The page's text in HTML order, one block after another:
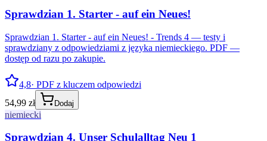
Sprawdzian 1. Starter - auf ein Neues!
Sprawdzian 1. Starter - auf ein Neues! - Trends 4 — testy i
sprawdziany z odpowiedziami z języka niemieckiego. PDF —
dostęp od razu po zakupie.
4,8· PDF z kluczem odpowiedzi
54,99 zł
Dodaj
niemiecki
Sprawdzian 4. Unser Schulalltag Neu 1